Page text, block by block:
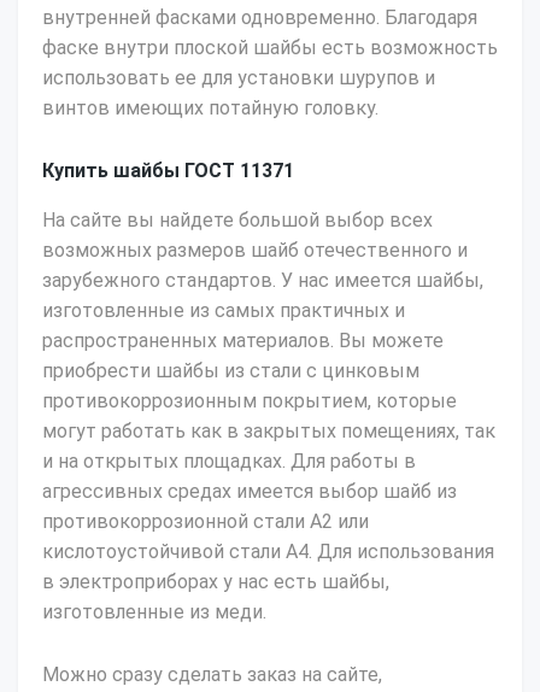
внутренней фасками одновременно. Благодаря
фаске внутри плоской шайбы есть возможность
использовать ее для установки шурупов и
винтов имеющих потайную головку.
Купить шайбы ГОСТ 11371
На сайте вы найдете большой выбор всех
возможных размеров шайб отечественного и
зарубежного стандартов. У нас имеется шайбы,
изготовленные из самых практичных и
распространенных материалов. Вы можете
приобрести шайбы из стали с цинковым
противокоррозионным покрытием, которые
могут работать как в закрытых помещениях, так
и на открытых площадках. Для работы в
агрессивных средах имеется выбор шайб из
противокоррозионной стали А2 или
кислотоустойчивой стали А4. Для использования
в электроприборах у нас есть шайбы,
изготовленные из меди.
Можно сразу сделать заказ на сайте,